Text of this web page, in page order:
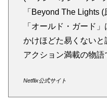
「Beyond The Lights
「オールド・ガード
かけほどた易くないと
アクション満載の物語
Netflix公式サイト